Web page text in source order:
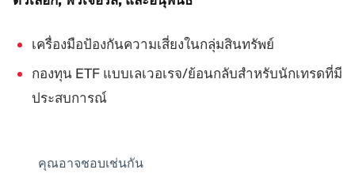
เครื่องมือป้องกันความเสี่ยงในกลุ่มสินทรัพย์
กองทุน ETF แบบเลเวอเรจ/ย้อนกลับสำหรับนักเทรดที่มี
ประสบการณ์
คุณอาจชอบเช่นกัน